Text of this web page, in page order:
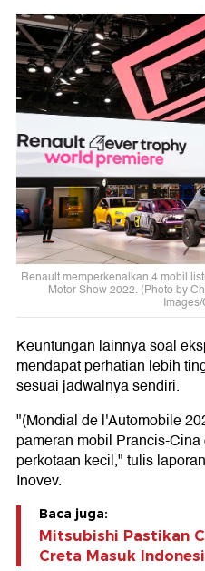
Renault memperkenalkan 4 mobil
Motor Show 2022. (Photo by
Keuntungan lainnya soal
mendapat perhatian lebih
sesuai jadwalnya sendiri.
"(Mondial de l'Automobile
pameran mobil Prancis-
perkotaan kecil," tulis
Inovev.
Baca juga:
Mitsubishi Pastikan
Creta Masuk